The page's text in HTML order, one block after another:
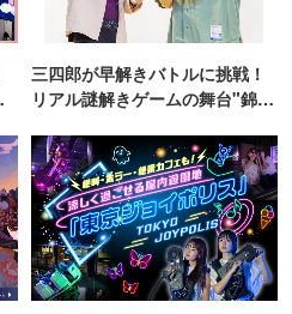
三四郎が早解きバトルに挑戦！
リアル謎解きゲームの舞台"錦糸